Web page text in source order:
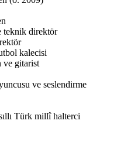
teknik direktör
kalecisi
ve gitarist
ve seslendirme
Türk millî halterci